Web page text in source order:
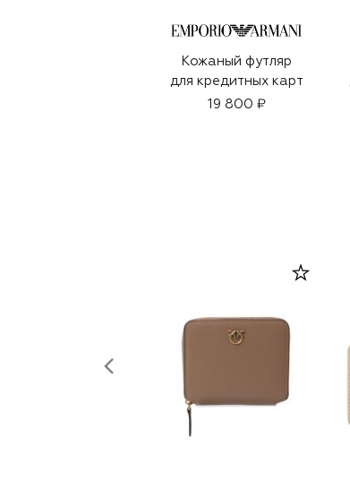
Кожаный футляр
для кредитных карт
19 800 ₽